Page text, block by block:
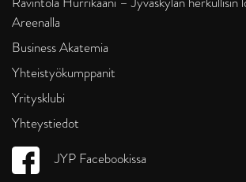
Areenalla
Business Akatemia
Yhteistyökumppanit
Yritysklubi
Yhteystiedot
JYP Facebookissa